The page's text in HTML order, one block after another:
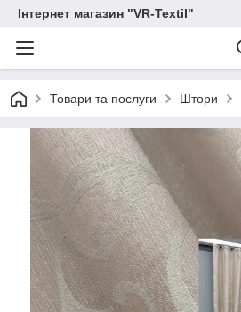
Інтернет магазин "VR-Textil"
Товари та послуги Штори